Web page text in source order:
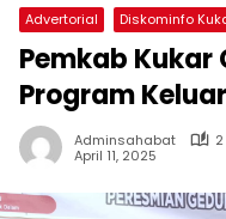
Advertorial Diskominfo
Pemkab Kukar
Program
Adminsahabat
April 11, 2025